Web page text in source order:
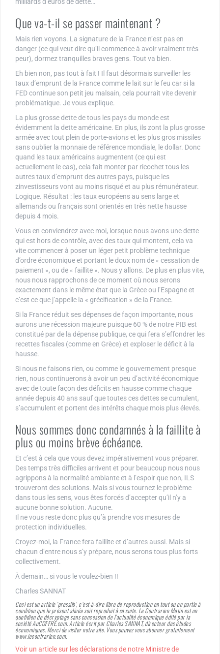
Que va-t-il se passer maintenant ?
Mais rien voyons. La signature de la France n’est pas en
danger (ce qui veut dire qu’il commence à avoir vraiment très
peur), dormez tranquilles braves gens. Tout va bien.
Eh bien non, pas tout à fait ! Il faut désormais surveiller les
taux d’emprunt de la France comme le lait sur le feu car si la
FED continue son petit jeu malsain, cela pourrait vite devenir
problématique. Je vous explique.
La plus grosse dette de tous les pays du monde est
évidemment la dette américaine. En plus, ils zont la plus grosse
armée avec tout plein de porte-avions et les plus gros missiles
sans oublier la monnaie de référence mondiale, le dollar. Donc
quand les taux américains augmentent (ce qui est
actuellement le cas), cela fait monter par ricochet tous les
autres taux d’emprunt des autres pays, puisque les
zinvestisseurs vont au moins risqué et au plus rémunérateur.
Logique. Résultat : les taux européens au sens large et
allemands ou français sont orientés en très nette hausse
depuis 4 mois.
Vous en conviendrez avec moi, lorsque nous avons une dette
qui est hors de contrôle, avec des taux qui montent, cela va
vite commencer à poser un léger petit problème technique
d’ordre économique et portant le doux nom de « cessation de
paiement », ou de « faillite ». Nous y allons. De plus en plus vite,
nous nous rapprochons de ce moment où nous serons
exactement dans le même état que la Grèce ou l’Espagne et
c’est ce que j’appelle la « grécification » de la France.
Si la France réduit ses dépenses de façon importante, nous
aurons une récession majeure puisque 60 % de notre PIB est
constitué par de la dépense publique, ce qui fera s’effondrer les
recettes fiscales (comme en Grèce) et exploser le déficit à la
hausse.
Si nous ne faisons rien, ou comme le gouvernement presque
rien, nous continuerons à avoir un peu d’activité économique
avec de toute façon des déficits en hausse comme chaque
année depuis 40 ans sauf que toutes ces dettes se cumulent,
s’accumulent et portent des intérêts chaque mois plus élevés.
Nous sommes donc condamnés à la faillite à
plus ou moins brève échéance.
Et c’est à cela que vous devez impérativement vous préparer.
Des temps très difficiles arrivent et pour beaucoup nous nous
agrippons à la normalité ambiante et à l’espoir que non, ILS
trouveront des solutions. Mais si vous tournez le problème
dans tous les sens, vous êtes forcés d’accepter qu’il n’y a
aucune bonne solution. Aucune.
Il ne vous reste donc plus qu’à prendre vos mesures de
protection individuelles.
Croyez-moi, la France fera faillite et d’autres aussi. Mais si
chacun d’entre nous s’y prépare, nous serons tous plus forts
collectivement.
À demain… si vous le voulez-bien !!
Charles SANNAT
Ceci est un article ‘presslib’, c’est-à-dire libre de reproduction en tout ou en partie à
condition que le présent alinéa soit reproduit à sa suite. Le Contrarien Matin est un
quotidien de décryptage sans concession de l’actualité économique édité par la
société AuCOFFRE.com. Article écrit par Charles SANNAT, directeur des études
économiques. Merci de visiter notre site. Vous pouvez vous abonner gratuitement
www.lecontrarien.com.
Voir un article sur les déclarations de notre Ministre de